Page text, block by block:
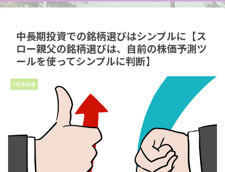
中長期投資での銘柄選びはシンプルに【ス
ロー親父の銘柄選びは、自前の株価予測ツ
ールを使ってシンプルに判断】
5年後株価